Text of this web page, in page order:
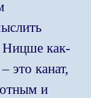
Ницше как-
это канат,
и